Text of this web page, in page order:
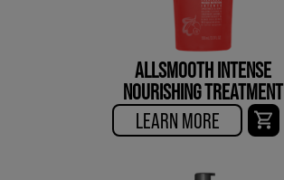
ALLSMOOTH INTENSE
NOURISHING TREATMENT
LEARN MORE